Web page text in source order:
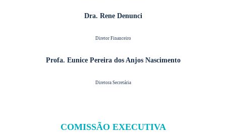
Dra. Rene Denunci
Diretor Financeiro
Profa. Eunice Pereira dos Anjos Nascimento
Diretora Secretária
COMISSÃO EXECUTIVA